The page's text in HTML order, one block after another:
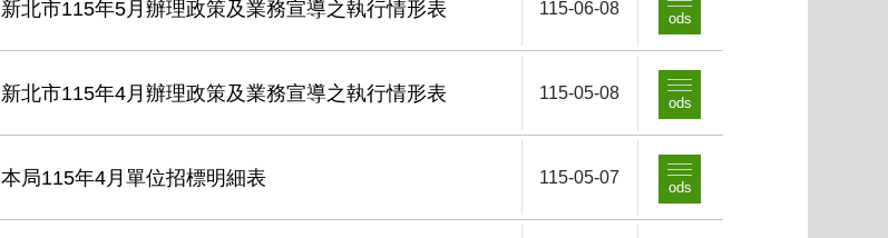
新北市115年5月辦理政策及業務宣導之執行情形表 115-06-08
ods
新北市115年4月辦理政策及業務宣導之執行情形表 115-05-08
ods
本局115年4月單位招標明細表 115-05-07
ods